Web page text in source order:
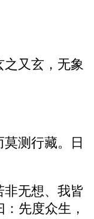
之又玄，无象
测行藏。日
非无想、我皆
先度众生，